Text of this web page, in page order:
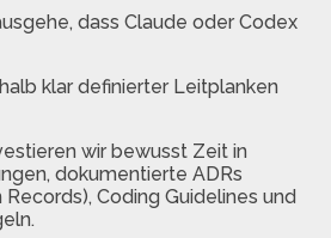
dass Claude oder Codex
klar definierter Leitplanken
wir bewusst Zeit in
dokumentierte ADRs
Coding Guidelines und